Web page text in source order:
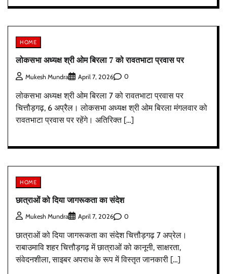
HOME
लोकसभा अध्यक्ष श्री ओम बिरला 7 को रावतभाटा प्रवास पर
Mukesh Mundra April 7, 2026 0
लोकसभा अध्यक्ष श्री ओम बिरला 7 को रावतभाटा प्रवास पर
चित्तौड़गढ़, 6 अप्रैल। लोकसभा अध्यक्ष श्री ओम बिरला मंगलवार को
रावतभाटा प्रवास पर रहेंगे। अतिरिक्त […]
HOME
छात्राओं को दिया जागरूकता का संदेश
Mukesh Mundra April 7, 2026 0
छात्राओं को दिया जागरूकता का संदेश चित्तौड़गढ़ 7 अप्रेल।
राबाउमावि शहर चित्तौड़गढ़ में छात्राओं को कानूनी, साक्षरता,
संवेदनशीला, साइबर अपराध के रूप में विस्तृत जानकारी […]